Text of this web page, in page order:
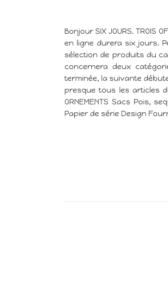
Bonjour SIX JOURS. TROIS
en ligne durera six jours.
sélection de produits du
concernera deux
terminée, la suivante
presque tous les articles
ORNEMENTS Sacs Pois,
Papier de série Design